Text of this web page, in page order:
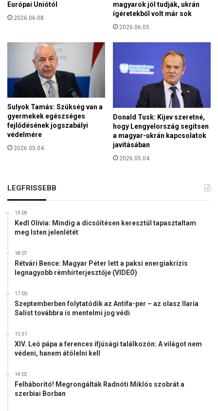
m
e
i
á
l
i
s
a
v
t
l
r
a
n
l
i
F
ő
a
p
á
g
Európai Uniótól
2026.06.08.
magyarok jól tudják, ukrán
ígéretekből volt már sok
2026.06.05.
Sulyok Tamás: Szükség van a
gyermekek egészséges
fejlődésének jogszabályi
védelmére
2026.05.04.
Donald Tusk: Kijev szeretné,
hogy Lengyelország segítsen
a magyar-ukrán kapcsolatok
javításában
2026.05.04.
LEGFRISSEBB
19:09
Kedl Olívia: Mindig a dicsőítésen keresztül tapasztaltam
meg Isten jelenlétét
18:07
Rétvári Bence: Magyar Péter lett a paksi energiakrízis
legnagyobb rémhírterjesztője (VIDEÓ)
17:00
Szeptemberben folytatódik az Antifa-per – az olasz Ilaria
Salist továbbra is mentelmi jog védi
15:31
XIV. Leó pápa a ferences ifjúsági találkozón: A világot nem
védeni, hanem átölelni kell
14:02
Felháborító! Megrongálták Radnóti Miklós szobrát a
szerbiai Borban